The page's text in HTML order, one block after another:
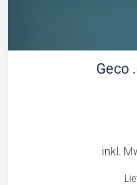
Geco